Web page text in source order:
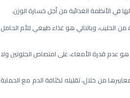
في الأنظمة الغذائية من أجل خسارة الوزن.
الحليب، وبالتالي هو غذاء طبيعي للأم الحامل
عدم قدرة الأمعاء، على امتصاص الجلوتين ولا
من خلال، تقليله لكثافة الدم مع الحماية